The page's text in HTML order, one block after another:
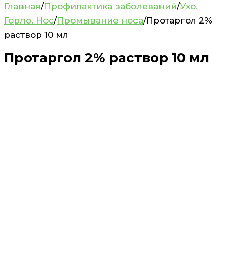
Главная/Профилактика заболеваний/Ухо.
Горло. Нос/Промывание носа/Протаргол 2%
раствор 10 мл
Протаргол 2% раствор 10 мл